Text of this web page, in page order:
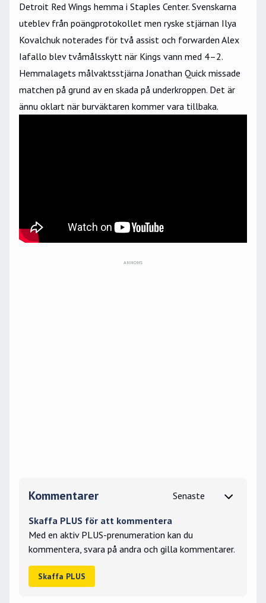
Detroit Red Wings hemma i Staples Center. Svenskarna
uteblev från poängprotokollet men ryske stjärnan Ilya
Kovalchuk noterades för två assist och forwarden Alex
Iafallo blev tvåmålsskytt när Kings vann med 4–2.
Hemmalagets målvaktsstjärna Jonathan Quick missade
matchen på grund av en skada på underkroppen. Det är
ännu oklart när burväktaren kommer vara tillbaka.
Kommentarer
Skaffa PLUS för att kommentera
Med en aktiv PLUS-prenumeration kan du
kommentera, svara på andra och gilla kommentarer.
Skaffa PLUS